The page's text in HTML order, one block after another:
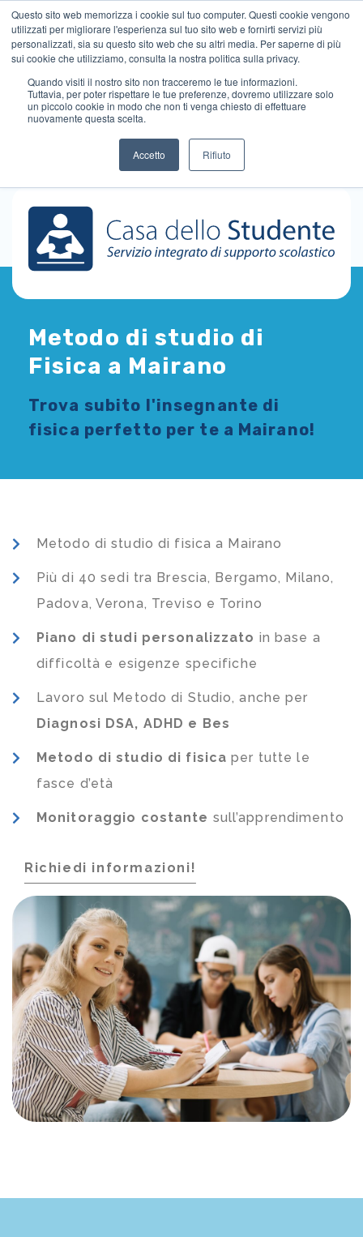
Questo sito web memorizza i cookie sul tuo computer. Questi cookie vengono
utilizzati per migliorare l'esperienza sul tuo sito web e fornirti servizi più
personalizzati, sia su questo sito web che su altri media. Per saperne di più
sui cookie che utilizziamo, consulta la nostra politica sulla privacy.
Quando visiti il ​​nostro sito non tracceremo le tue informazioni.
Tuttavia, per poter rispettare le tue preferenze, dovremo utilizzare solo
un piccolo cookie in modo che non ti venga chiesto di effettuare
nuovamente questa scelta.
Accetto Rifiuto
Metodo di studio di
Fisica a Mairano
Trova subito l'insegnante di
fisica perfetto per te a Mairano!
Metodo di studio di fisica a Mairano
Più di 40 sedi tra Brescia, Bergamo, Milano,
Padova, Verona, Treviso e Torino
Piano di studi personalizzato in base a
difficoltà e esigenze specifiche
Lavoro sul Metodo di Studio, anche per
Diagnosi DSA, ADHD e Bes
Metodo di studio di fisica per tutte le
fasce d’età
Monitoraggio costante sull’apprendimento
Richiedi informazioni!